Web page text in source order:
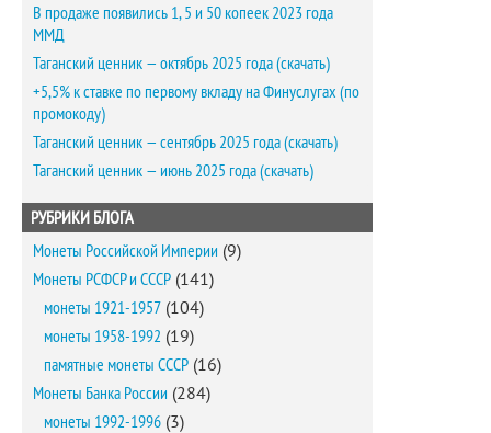
В продаже появились 1, 5 и 50 копеек 2023 года
ММД
Таганский ценник — октябрь 2025 года (скачать)
+5,5% к ставке по первому вкладу на Финуслугах (по
промокоду)
Таганский ценник — сентябрь 2025 года (скачать)
Таганский ценник — июнь 2025 года (скачать)
РУБРИКИ БЛОГА
Монеты Российской Империи (9)
Монеты РСФСР и СССР (141)
монеты 1921-1957 (104)
монеты 1958-1992 (19)
памятные монеты СССР (16)
Монеты Банка России (284)
монеты 1992-1996 (3)